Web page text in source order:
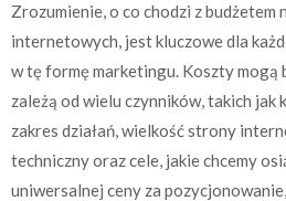
Zrozumienie, o co chodzi z
internetowych, jest kluczowe dla
w tę formę marketingu. Koszty mogą
zależą od wielu czynników, takich jak
zakres działań, wielkość strony
techniczny oraz cele, jakie chcemy
uniwersalnej ceny za